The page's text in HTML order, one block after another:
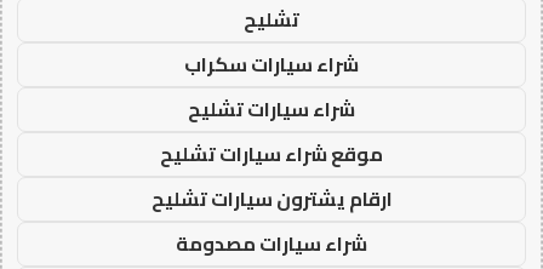
تشليح
شراء سيارات سكراب
شراء سيارات تشليح
موقع شراء سيارات تشليح
ارقام يشترون سيارات تشليح
شراء سيارات مصدومة